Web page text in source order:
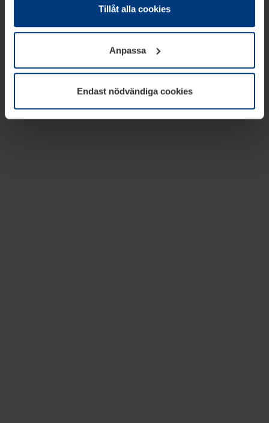
absolut nödvändiga för driften av den här webbplatsen.
godkännande kan du när som helst ändra eller återkalla i
informationen om kakor underDataskyddsförklaring
vår webbplats.
Tillåt alla cookies
Anpassa
Endast nödvändiga cookies